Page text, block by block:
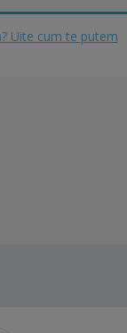
Uite cum te putem